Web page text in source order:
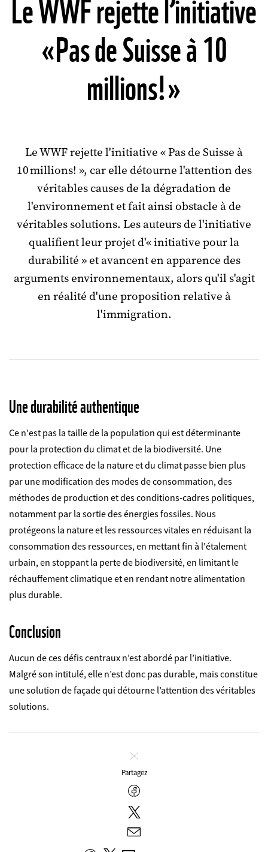
Le WWF rejette l’initiative
«Pas de Suisse à 10
millions!»
Le WWF rejette l'initiative « Pas de Suisse à
10 millions! », car elle détourne l'attention des
véritables causes de la dégradation de
l'environnement et fait ainsi obstacle à de
véritables solutions. Les auteurs de l'initiative
qualifient leur projet d'« initiative pour la
durabilité » et avancent en apparence des
arguments environnementaux, alors qu'il s'agit
en réalité d'une proposition relative à
l'immigration.
Une durabilité authentique
Ce n'est pas la taille de la population qui est déterminante
pour la protection du climat et de la biodiversité. Une
protection efficace de la nature et du climat passe bien plus
par une modification des modes de consommation, des
méthodes de production et des conditions-cadres politiques,
notamment par la sortie des énergies fossiles. Nous
protégeons la nature et les ressources vitales en réduisant la
consommation des ressources, en mettant fin à l'étalement
urbain, en stoppant la perte de biodiversité, en limitant le
réchauffement climatique et en rendant notre alimentation
plus durable.
Conclusion
Aucun de ces défis centraux n’est abordé par l’initiative.
Malgré son intitulé, elle n’est donc pas durable, mais constitue
une solution de façade qui détourne l’attention des véritables
solutions.
Fermer
Partagez
Facebook
Twitter
E-
mail